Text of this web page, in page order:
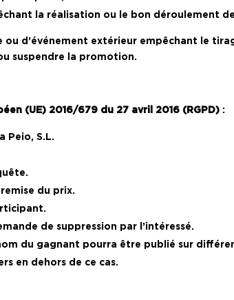
la réalisation ou le bon déroulement
ou d’événement extérieur empêchant le
suspendre la promotion.
(UE) 2016/679 du 27 avril 2016 (RGPD) :
Peio, S.L.
du prix.
de suppression par l’intéressé.
du gagnant pourra être publié sur
en dehors de ce cas.